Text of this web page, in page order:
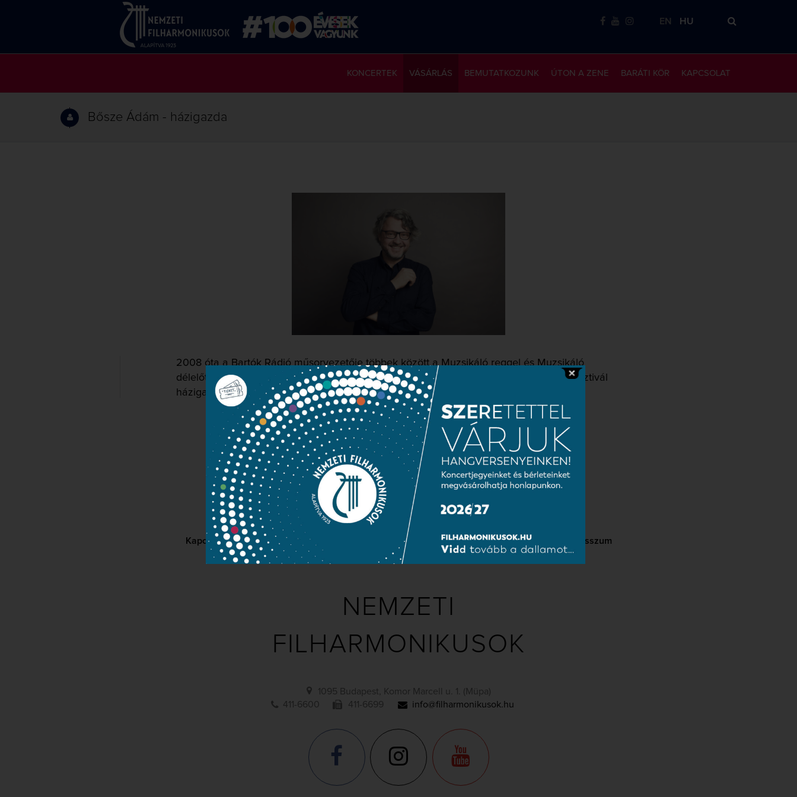
EN HU
KAPCSOLAT
BARÁTI KÖR
ÚTON A ZENE
KONCERTEK VÁSÁRLÁS BEMUTATKOZUNK
Bősze Ádám - házigazda
2008 óta a Bartók Rádió műsorvezetője többek között a Muzsikáló reggel és Muzsikáló
délelőtt adásaiban. Évek óta a Kaposfest, a Cziffra Fesztivál és a Bartók Plusz Operafesztivál
házigazdája is.
TOVÁBBOLVASOM
Kapcsolat Közérdekű adatok Sajtószoba Adatvédelem Impresszum
NEMZETI
FILHARMONIKUSOK
1095 Budapest, Komor Marcell u. 1. (Müpa)
411-6600
411-6699 info@filharmonikusok.hu